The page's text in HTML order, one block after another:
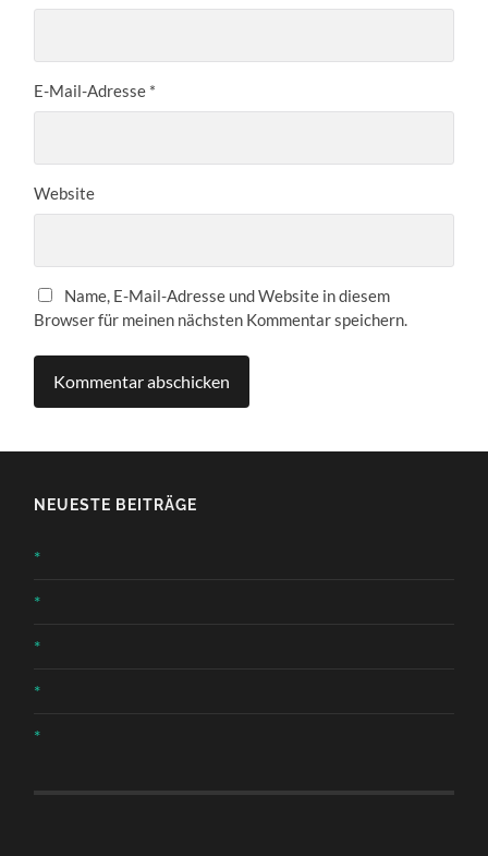
E-Mail-Adresse *
Website
Name, E-Mail-Adresse und Website in diesem
Browser für meinen nächsten Kommentar speichern.
NEUESTE BEITRÄGE
*
*
*
*
*